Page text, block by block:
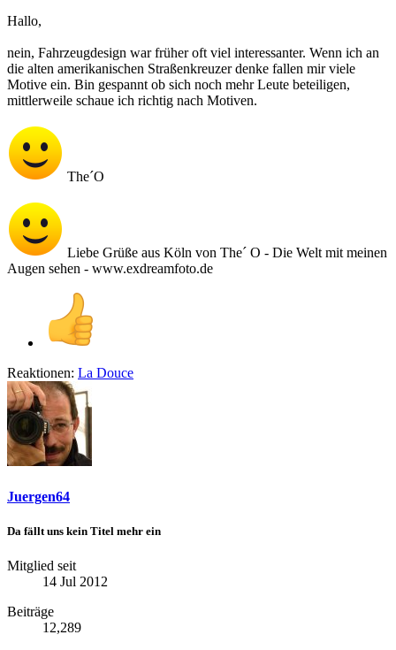
Hallo,
nein, Fahrzeugdesign war früher oft viel interessanter. Wenn ich an
die alten amerikanischen Straßenkreuzer denke fallen mir viele
Motive ein. Bin gespannt ob sich noch mehr Leute beteiligen,
mittlerweile schaue ich richtig nach Motiven.
The´O
Liebe Grüße aus Köln von The´ O - Die Welt mit meinen
Augen sehen - www.exdreamfoto.de
Reaktionen: La Douce
Juergen64
Da fällt uns kein Titel mehr ein
Mitglied seit
14 Jul 2012
Beiträge
12,289